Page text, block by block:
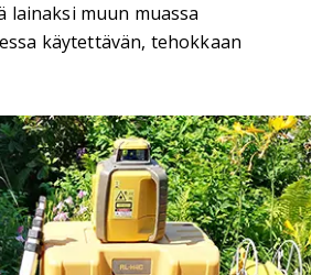
lainaksi muun muassa
käytettävän, tehokkaan